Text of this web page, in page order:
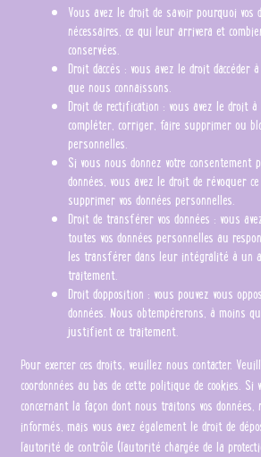
Vous avez le droit de savoir pourquoi vos
nécessaires, ce qui leur arrivera et
conservées.
Droit d’accès : vous avez le droit
que nous connaissons.
Droit de rectification : vous avez le droit
compléter, corriger, faire supprimer ou
personnelles.
Si vous nous donnez votre consentement
données, vous avez le droit de révoquer
supprimer vos données personnelles.
Droit de transférer vos données : vous
toutes vos données personnelles au
les transférer dans leur intégralité à un
traitement.
Droit d’opposition : vous pouvez vous
données. Nous obtempérerons, à moins
justifient ce traitement.
Pour exercer ces droits, veuillez nous contacter.
coordonnées au bas de cette politique de cookies. Si
concernant la façon dont nous traitons vos
informés, mais vous avez également le droit de
l’autorité de contrôle (l’autorité chargée de la